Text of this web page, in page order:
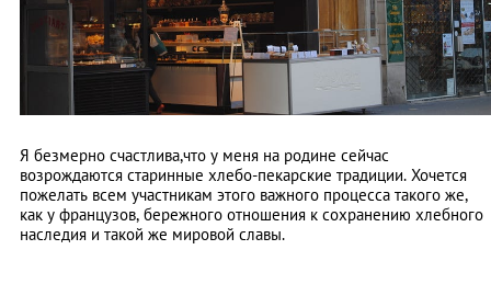
Я безмерно счастлива,что у меня на родине сейчас
возрождаются старинные хлебо-пекарские традиции. Хочется
пожелать всем участникам этого важного процесса такого же,
как у французов, бережного отношения к сохранению хлебного
наследия и такой же мировой славы.